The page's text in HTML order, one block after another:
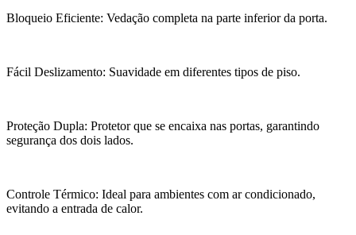
Bloqueio Eficiente: Vedação completa na parte inferior da porta.
Fácil Deslizamento: Suavidade em diferentes tipos de piso.
Proteção Dupla: Protetor que se encaixa nas portas, garantindo
segurança dos dois lados.
Controle Térmico: Ideal para ambientes com ar condicionado,
evitando a entrada de calor.